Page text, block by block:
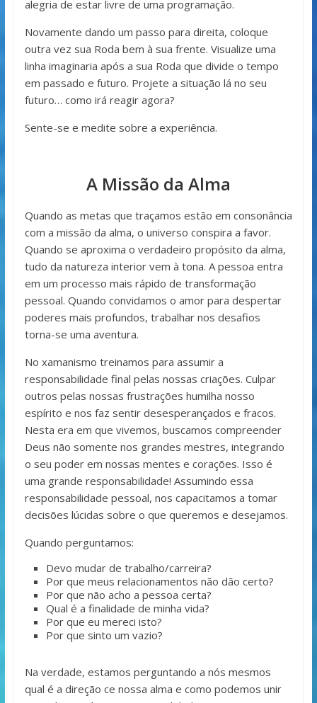
alegria de estar livre de uma programação.
Novamente dando um passo para direita, coloque
outra vez sua Roda bem à sua frente. Visualize uma
linha imaginaria após a sua Roda que divide o tempo
em passado e futuro. Projete a situação lá no seu
futuro… como irá reagir agora?
Sente-se e medite sobre a experiência.
A Missão da Alma
Quando as metas que traçamos estão em consonância
com a missão da alma, o universo conspira a favor.
Quando se aproxima o verdadeiro propósito da alma,
tudo da natureza interior vem à tona. A pessoa entra
em um processo mais rápido de transformação
pessoal. Quando convida­mos o amor para despertar
poderes mais profundos, trabalhar nos desafios
torna-se uma aventura.
No xamanismo treinamos para assumir a
responsabilidade final pelas nossas criações. Culpar
outros pelas nossas frustrações humilha nosso
espírito e nos faz sentir desesperançados e fracos.
Nesta era em que vive­mos, buscamos compreender
Deus não somente nos grandes mestres, integrando
o seu poder em nossas mentes e corações. Isso é
uma grande responsabilidade! Assumindo essa
responsabilidade pessoal, nos capacitamos a tomar
decisões lúcidas sobre o que queremos e desejamos.
Quando perguntamos:
Devo mudar de trabalho/carreira?
Por que meus relacionamentos não dão certo?
Por que não acho a pessoa certa?
Qual é a finalidade de minha vida?
Por que eu mereci isto?
Por que sinto um vazio?
Na verdade, estamos perguntando a nós mesmos
qual é a direção ce nossa alma e como podemos unir